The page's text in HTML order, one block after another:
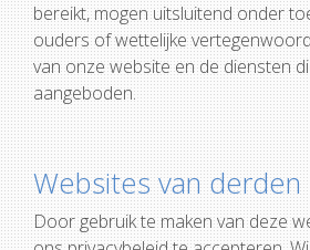
bereikt, mogen uitsluitend onder
ouders of wettelijke
van onze website en de diensten
aangeboden.
Websites van derden
Door gebruik te maken van deze